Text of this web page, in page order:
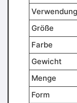
Verwendung
Größe
Farbe
Gewicht
Menge
Form